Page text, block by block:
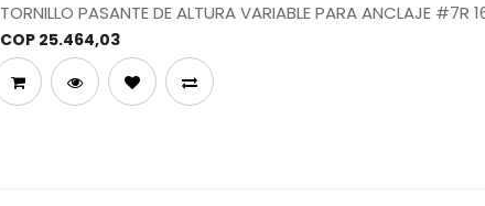
TORNILLO PASANTE DE ALTURA VARIABLE PARA ANCLAJE #7R
CORREAS DE ACERO
COP 25.464,03